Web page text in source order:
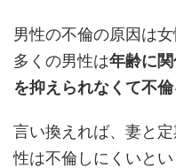
男性の不倫の原因は女
多くの男性は年齢に
を抑えられなくて不
言い換えれば、妻と
性は不倫しにくいとい